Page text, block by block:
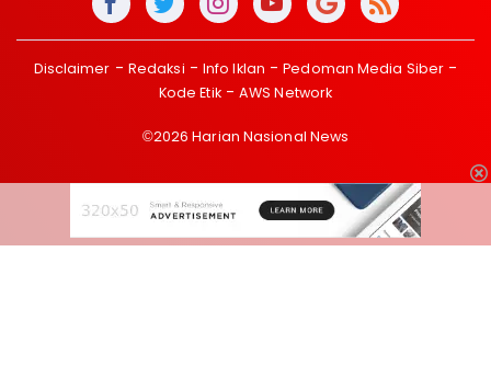
Disclaimer Redaksi Info Iklan
Pedoman Media Siber
Kode Etik
AWS Network
©2026 Harian Nasional News